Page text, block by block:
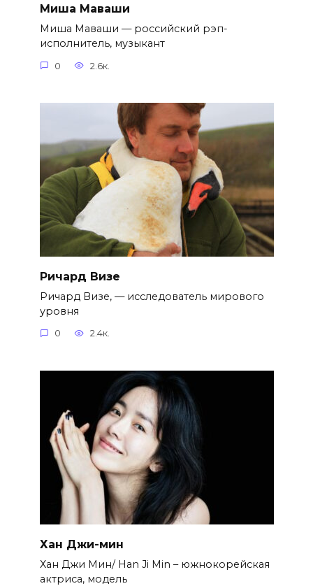
Миша Маваши
Миша Маваши — российский рэп-
исполнитель, музыкант
0 2.6к.
Ричард Визе
Ричард Визе, — исследователь мирового
уровня
0 2.4к.
Хан Джи-мин
Хан Джи Мин/ Han Ji Min – южнокорейская
актриса, модель